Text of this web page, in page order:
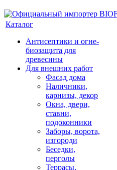
Каталог
Антисептики и огне-
биозащита для
древесины
Для внешних работ
Фасад дома
Наличники,
карнизы, декор
Окна, двери,
ставни,
подоконники
Заборы, ворота,
изгороди
Беседки,
перголы
Террасы,